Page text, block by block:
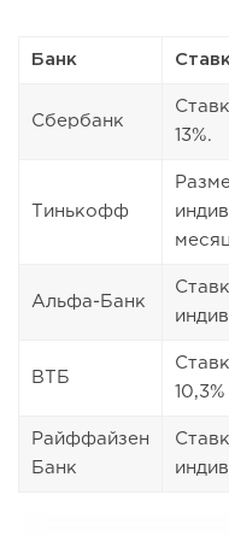
Банк
Сбербанк
13%.
Тинькофф
Альфа-Банк
ВТБ
Райффайзен
Банк